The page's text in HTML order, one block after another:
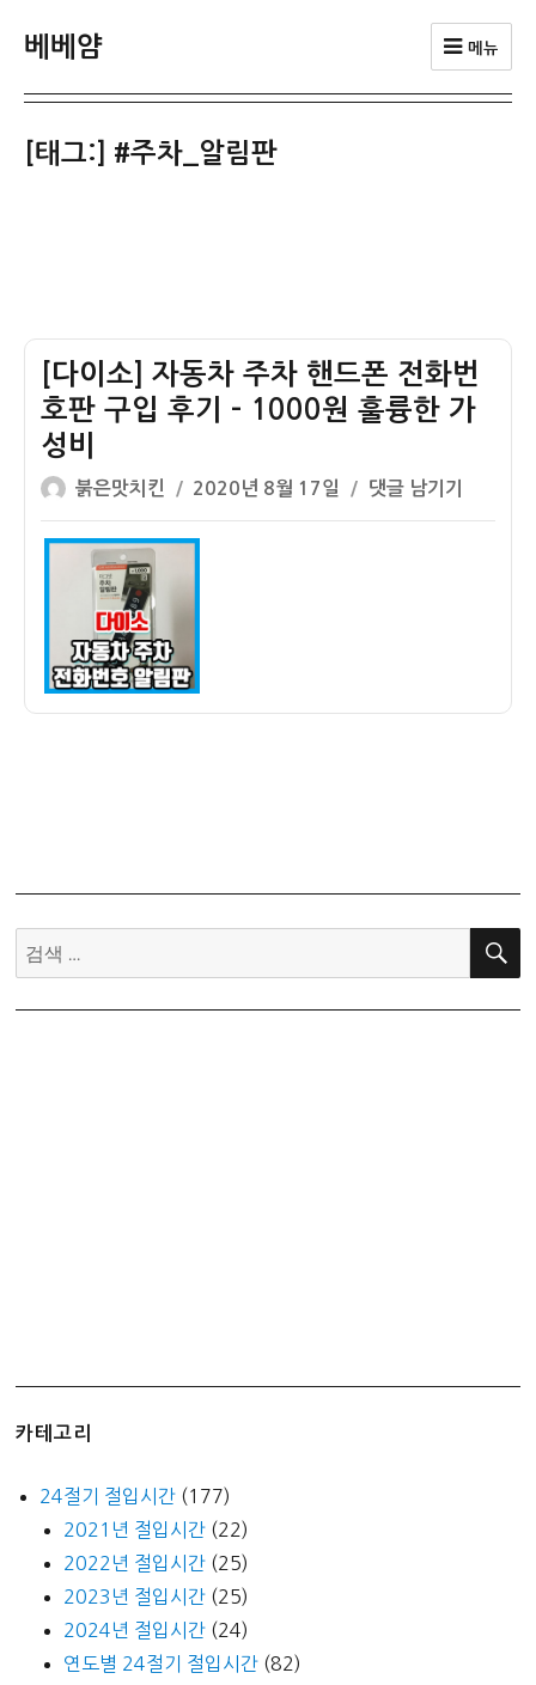
베베얌 메뉴
[태그:] #주차_알림판
[다이소] 자동차 주차 핸드폰 전화번
호판 구입 후기 – 1000원 훌륭한 가
성비
글
쓴
이
붉은맛치킨
작
성
일
2020년 8월 17일
[다
이
댓글 남기기
검
색:
검
카테고리
24절기 절입시간 (177)
2021년 절입시간 (22)
2022년 절입시간 (25)
2023년 절입시간 (25)
2024년 절입시간 (24)
연도별 24절기 절입시간 (82)